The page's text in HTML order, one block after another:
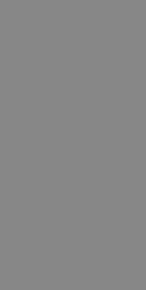
y anular